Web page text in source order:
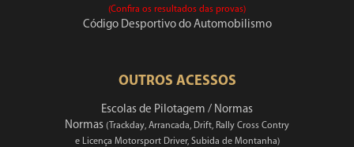
(Confira os resultados das provas)
Código Desportivo do Automobilismo
OUTROS ACESSOS
Escolas de Pilotagem / Normas
Normas (Trackday, Arrancada, Drift, Rally Cross Contry
e Licença Motorsport Driver, Subida de Montanha)